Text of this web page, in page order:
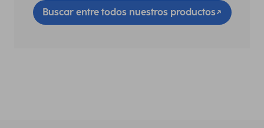
Buscar entre todos nuestros productos